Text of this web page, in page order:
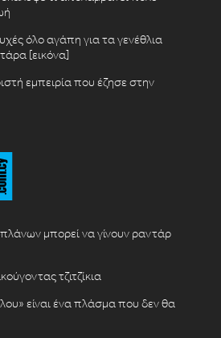
όλο αγάπη για τα γενέθλια
[εικόνα]
εμπειρία που έζησε στην
μπορεί να γίνουν ραντάρ
τζιτζίκια
είναι ένα πλάσμα που δεν θα